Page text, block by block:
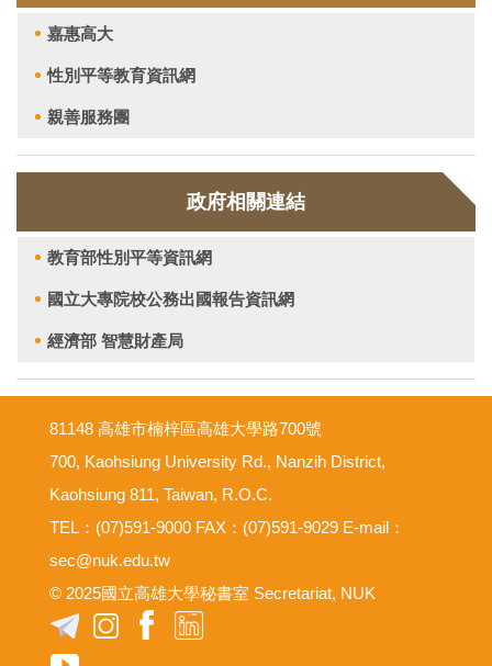
嘉惠高大
性別平等教育資訊網
親善服務團
政府相關連結
教育部性別平等資訊網
國立大專院校公務出國報告資訊網
經濟部 智慧財產局
81148 高雄市楠梓區高雄大學路700號
700, Kaohsiung University Rd., Nanzih District,
Kaohsiung 811, Taiwan, R.O.C.
TEL：(07)591-9000 FAX：(07)591-9029 E-mail：
sec@nuk.edu.tw
© 2025國立高雄大學秘書室 Secretariat, NUK